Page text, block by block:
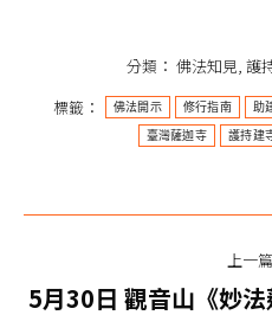
分類： 佛法知見, 護
標籤：
佛法開示 修行指南 助
臺灣薩迦寺 護持建
章
上一
5月30日 觀音山《妙